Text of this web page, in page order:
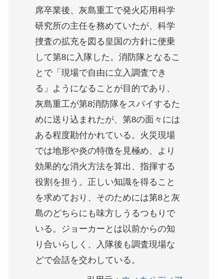
席卒業後、灰島重工で発火応用科学
研究所の主任を務めていたが、科学
捜査の拡充を図る皇国の方針に便乗
して第8に入隊した。消防隊となるこ
とで「現場で自由に立入調査でき
る」ようになることが目的であり、
灰島重工が第8消防隊をスパイするた
めに送り込まれたが、第8の面々には
ある程度勘付かれている。火災現場
では地形や炎の特徴を見極め、より
効果的な消火方法を算出、指揮する
役割を担う。正しい知識を得ること
を求めており、そのためには第8と灰
島のどちらにも味方しうるつもりで
いる。ジョーカーとは以前からの知
り合いらしく、入隊後も調査現場な
どで会話を交わしている。